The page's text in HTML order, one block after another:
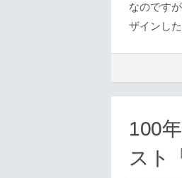
なのです
ザインし
100
スト